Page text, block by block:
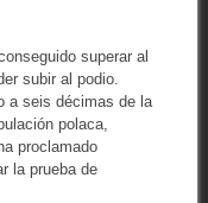
superar al
subir al podio.
a seis décimas de la
polaca,
proclamado
la prueba de